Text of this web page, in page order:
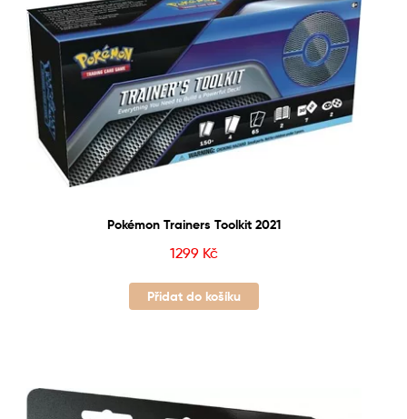
Pokémon Trainers Toolkit 2021
1299 Kč
Přidat do košíku